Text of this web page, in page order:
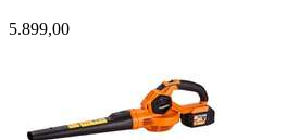
5.899,00